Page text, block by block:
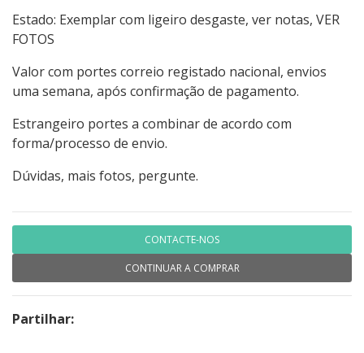
Estado: Exemplar com ligeiro desgaste, ver notas, VER
FOTOS
Valor com portes correio registado nacional, envios
uma semana, após confirmação de pagamento.
Estrangeiro portes a combinar de acordo com
forma/processo de envio.
Dúvidas, mais fotos, pergunte.
CONTACTE-NOS
CONTINUAR A COMPRAR
Partilhar: